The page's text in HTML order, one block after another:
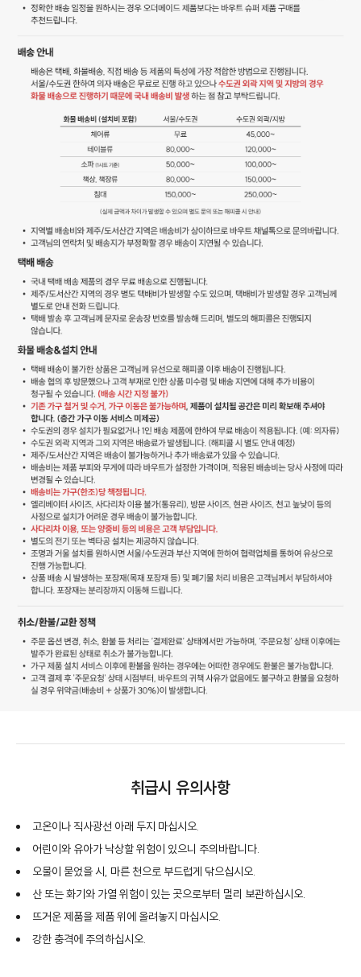
취급시 유의사항
고온이나 직사광선 아래 두지 마십시오.
어린이와 유아가 낙상할 위험이 있으니 주의바랍니다.
오물이 묻었을 시, 마른 천으로 부드럽게 닦으십시오.
산 또는 화기와 가열 위험이 있는 곳으로부터 멀리 보관하십시오.
뜨거운 제품을 제품 위에 올려놓지 마십시오.
강한 충격에 주의하십시오.